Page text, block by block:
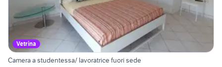
Vetrina
Camera a studentessa/ lavoratrice fuori sede